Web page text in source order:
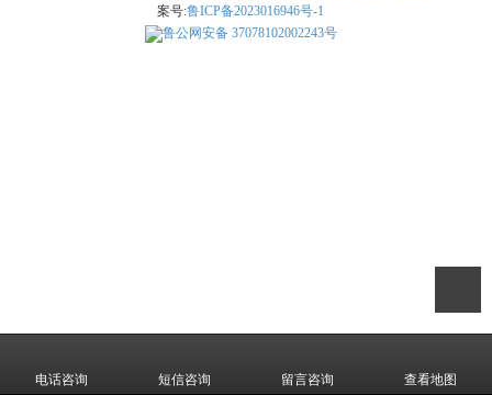
案号:鲁ICP备2023016946号-1
鲁公网安备37078102002243号
电话咨询 短信咨询 留言咨询 查看地图